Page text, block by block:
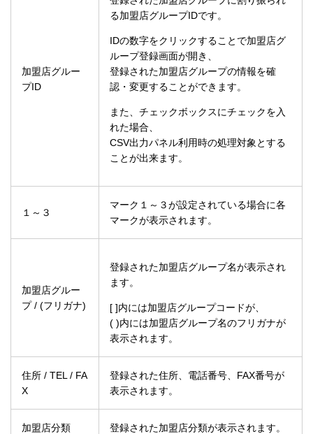
加盟店グルー
プID
る加盟店グループIDです。
IDの数字をクリックすることで加盟店グ
ループ登録画面が開き、
登録された加盟店グループの情報を確
認・変更することができます。
また、チェックボックスにチェックを入
れた場合、
CSV出力パネル利用時の処理対象とする
ことが出来ます。
１～３
マーク１～３が設定されている場合に各
マークが表示されます。
加盟店グルー
プ / (フリガナ)
登録された加盟店グループ名が表示され
ます。
[ ]内には加盟店グループコードが、
( )内には加盟店グループ名のフリガナが
表示されます。
住所 / TEL / FA
X
登録された住所、電話番号、FAX番号が
表示されます。
加盟店分類 登録された加盟店分類が表示されます。